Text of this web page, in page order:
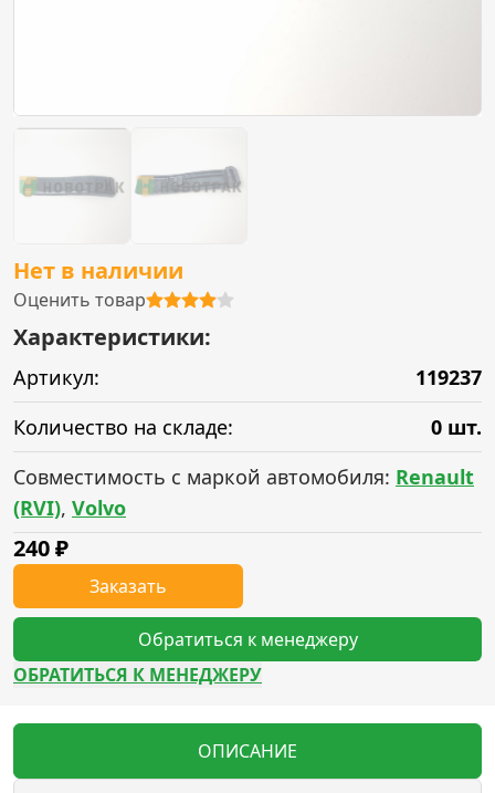
Нет в наличии
Оценить товар
Характеристики:
Артикул:
119237
Количество на складе:
0 шт.
Совместимость с маркой автомобиля: Renault
(RVI), Volvo
240₽
Заказать
Обратиться к менеджеру
ОБРАТИТЬСЯ К МЕНЕДЖЕРУ
ОПИСАНИЕ